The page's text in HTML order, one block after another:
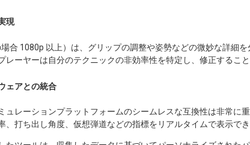
現
合 1080p 以上）は、グリップの調整や姿勢などの微妙な詳細
レーヤーは自分のテクニックの非効率性を特定し、修正すること
ェアとの統合
ュレーションプラットフォームのシームレスな互換性は非常に
、打ち出し角度、仮想弾道などの指標をリアルタイムで表示でき